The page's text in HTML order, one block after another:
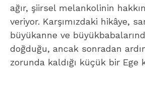
ağır, şiirsel melankolinin
veriyor. Karşımızdaki hikâye,
büyükanne ve
doğduğu, ancak sonradan
zorunda kaldığı küçük bir Ege